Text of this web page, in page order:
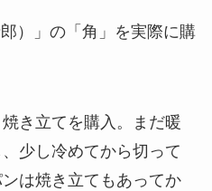
）」の「角」を実際に購
き立てを購入。まだ暖
少し冷めてから切って
は焼き立てもあってか